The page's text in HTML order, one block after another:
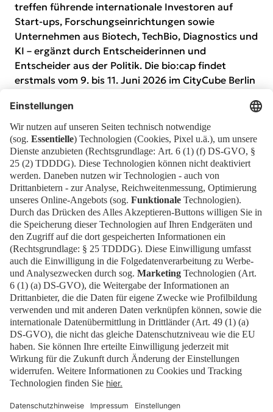
treffen führende internationale Investoren auf
Start-ups, Forschungseinrichtungen sowie
Unternehmen aus Biotech, TechBio, Diagnostics und
KI – ergänzt durch Entscheiderinnen und
Entscheider aus der Politik. Die bio:cap findet
erstmals vom 9. bis 11. Juni 2026 im CityCube Berlin
Zusammenarbeit mit der Charité –
Universitätsmedizin Berlin, dem Berlin Institute of
Health in der Charité (BIH) und dem Hasso-
Plattner-Institut (HPI).
Zurück zur Übersicht
Teilen:
PresseKarriere
KontaktImpressumDatenschutz
CookiesBarrierefrei
Erklärung zur Barrierefreiheit